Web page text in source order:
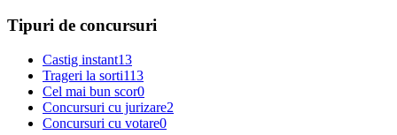
Tipuri de concursuri
Castig instant13
Trageri la sorti113
Cel mai bun scor0
Concursuri cu jurizare2
Concursuri cu votare0